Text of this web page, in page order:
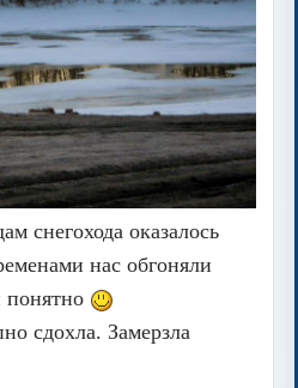
снегохода оказалось
нас обгоняли
понятно
сдохла. Замерзла